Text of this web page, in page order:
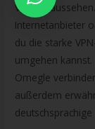
Visitors
Internetanbieter
du die starke
umgehen
Omegle
außerdem